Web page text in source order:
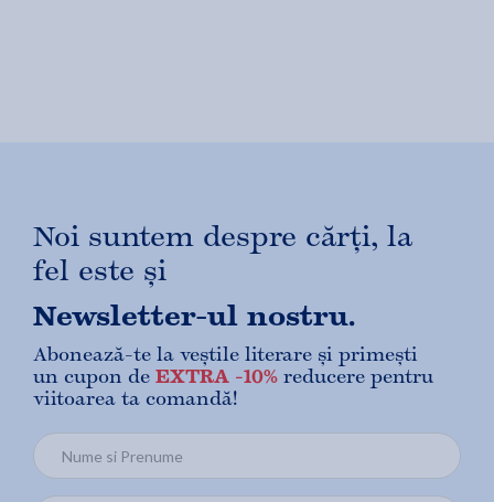
Noi suntem despre cărți, la
fel este și
Newsletter-ul nostru.
Abonează-te la veștile literare și primești
un cupon de EXTRA -10% reducere pentru
viitoarea ta comandă!